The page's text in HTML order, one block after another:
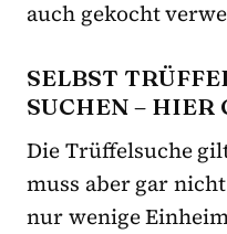
auch gekocht
SELBST
SUCHEN – HIER
Die Trüffelsuche
muss aber gar
nur wenige